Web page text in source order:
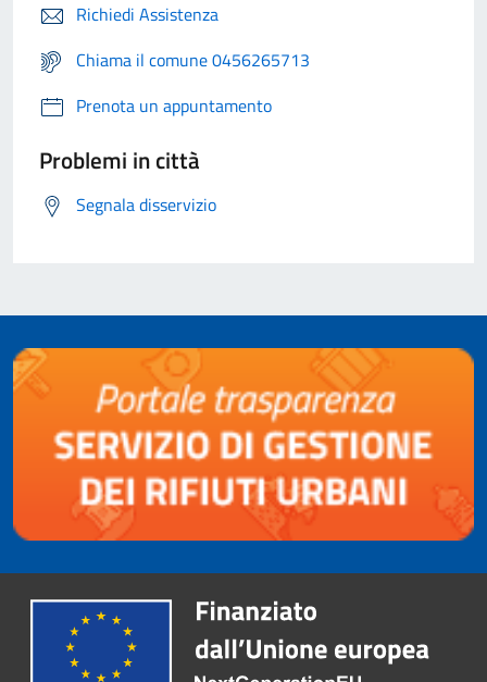
Richiedi Assistenza
Chiama il comune 0456265713
Prenota un appuntamento
Problemi in città
Segnala disservizio